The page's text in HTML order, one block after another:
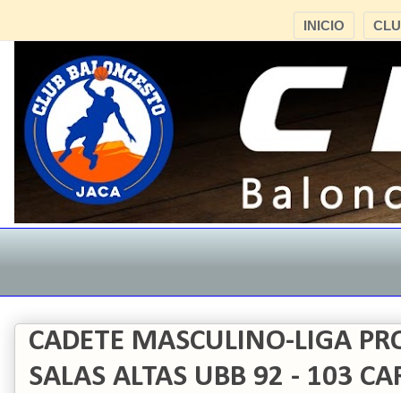
INICIO
CADETE MASCULINO-LIGA
SALAS ALTAS UBB 92 - 103